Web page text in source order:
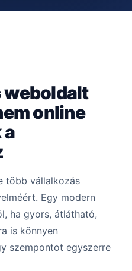
weboldalt
online
a
több vállalkozás
Egy modern
ha gyors, átlátható,
is könnyen
szempontot egyszerre